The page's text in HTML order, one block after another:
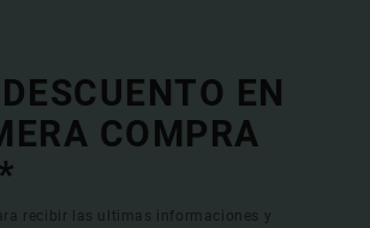
EN
COMPRA
recibir las ultimas informaciones y